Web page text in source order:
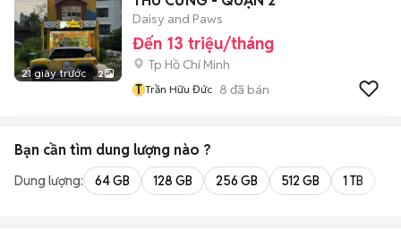
21 giây trước 2
Daisy and Paws
Đến 13 triệu/tháng
Tp Hồ Chí Minh
T Trần Hữu Đức 8 đã bán
Bạn cần tìm dung lượng nào ?
Dung lượng: 64 GB 128 GB 256 GB 512 GB 1 TB